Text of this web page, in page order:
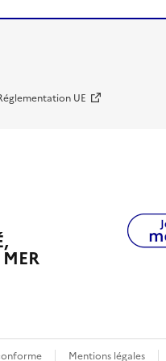
UE
Mentions légales